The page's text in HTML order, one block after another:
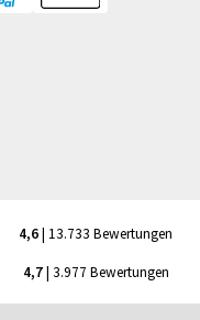
4,6| 13.733 Bewertungen
4,7| 3.977 Bewertungen